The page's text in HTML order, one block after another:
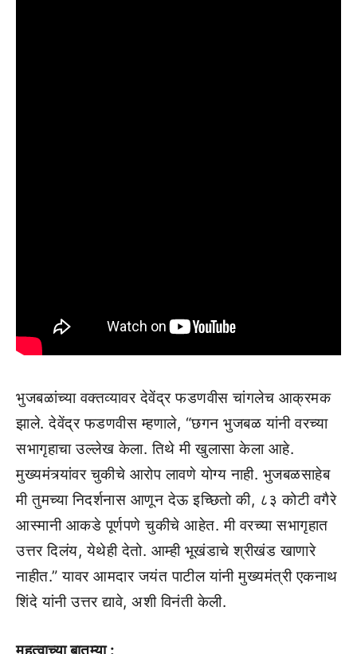
भुजबळांच्या वक्तव्यावर देवेंद्र फडणवीस चांगलेच आक्रमक
झाले. देवेंद्र फडणवीस म्हणाले, “छगन भुजबळ यांनी वरच्या
सभागृहाचा उल्लेख केला. तिथे मी खुलासा केला आहे.
मुख्यमंत्र्यांवर चुकीचे आरोप लावणे योग्य नाही. भुजबळसाहेब
मी तुमच्या निदर्शनास आणून देऊ इच्छितो की, ८३ कोटी वगैरे
आस्मानी आकडे पूर्णपणे चुकीचे आहेत. मी वरच्या सभागृहात
उत्तर दिलंय, येथेही देतो. आम्ही भूखंडाचे श्रीखंड खाणारे
नाहीत.” यावर आमदार जयंत पाटील यांनी मुख्यमंत्री एकनाथ
शिंदे यांनी उत्तर द्यावे, अशी विनंती केली.
महत्वाच्या बातम्या :